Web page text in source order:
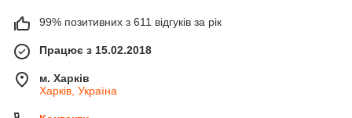
99% позитивних з 611 відгуків за рік
Працює з 15.02.2018
м. Харків
Харків, Україна